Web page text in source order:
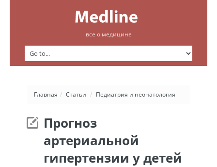
все о медицине
Главная / Статьи / Педиатрия и неонатология
Прогноз
артериальной
гипертензии у детей